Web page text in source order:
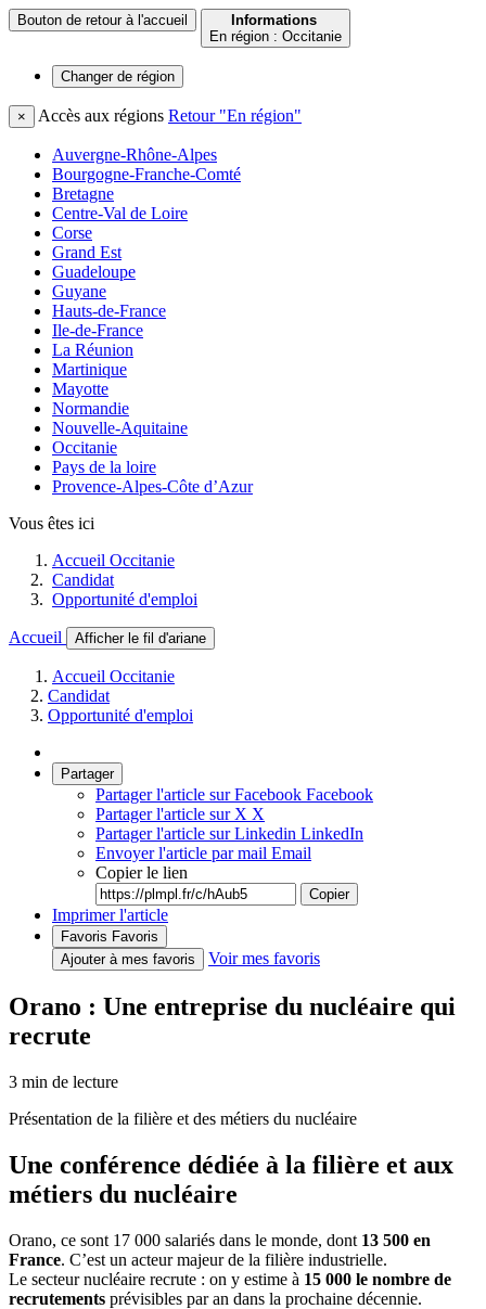
Bouton de retour à l'accueil
Informations
En région : Occitanie
Changer de région
× Accès aux régions Retour "En région"
Auvergne-Rhône-Alpes
Bourgogne-Franche-Comté
Bretagne
Centre-Val de Loire
Corse
Grand Est
Guadeloupe
Guyane
Hauts-de-France
Ile-de-France
La Réunion
Martinique
Mayotte
Normandie
Nouvelle-Aquitaine
Occitanie
Pays de la loire
Provence-Alpes-Côte d’Azur
Vous êtes ici
Accueil Occitanie
Candidat
Opportunité d'emploi
Accueil Afficher le fil d'ariane
Accueil Occitanie
Candidat
Opportunité d'emploi
Partager
Partager l'article sur Facebook Facebook
Partager l'article sur X X
Partager l'article sur Linkedin LinkedIn
Envoyer l'article par mail Email
Copier le lien
Copier
Imprimer l'article
Favoris Favoris
Ajouter à mes favoris
Voir mes favoris
Orano : Une entreprise du nucléaire qui
recrute
3 min de lecture
Présentation de la filière et des métiers du nucléaire
Une conférence dédiée à la filière et aux
métiers du nucléaire
Orano, ce sont 17 000 salariés dans le monde, dont 13 500 en
France. C’est un acteur majeur de la filière industrielle.
Le secteur nucléaire recrute : on y estime à 15 000 le nombre de
recrutements prévisibles par an dans la prochaine décennie.